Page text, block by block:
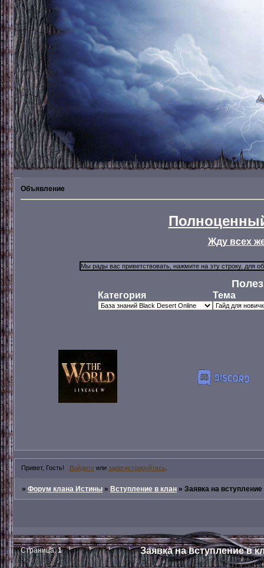
Объявление
Жду всех
Категория Тема
Привет, Гость! Войдитеили зарегистрируйтесь
»Форум клана Истины »Вступление в клан »Заявка на вступление
Заявка на вступление в
Страница:1